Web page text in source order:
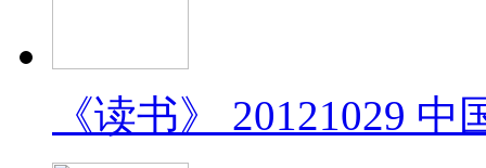
《读书》 20121029